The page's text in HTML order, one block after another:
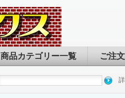
商品カテゴリー一覧 ご注